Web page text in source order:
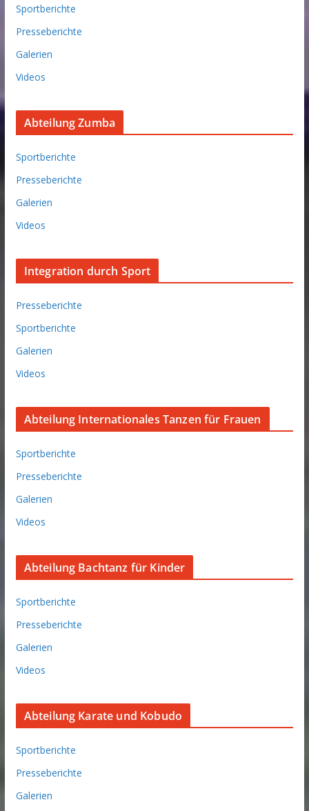
Sportberichte
Presseberichte
Galerien
Videos
Abteilung Zumba
Sportberichte
Presseberichte
Galerien
Videos
Integration durch Sport
Presseberichte
Sportberichte
Galerien
Videos
Abteilung Internationales Tanzen für Frauen
Sportberichte
Presseberichte
Galerien
Videos
Abteilung Bachtanz für Kinder
Sportberichte
Presseberichte
Galerien
Videos
Abteilung Karate und Kobudo
Sportberichte
Presseberichte
Galerien